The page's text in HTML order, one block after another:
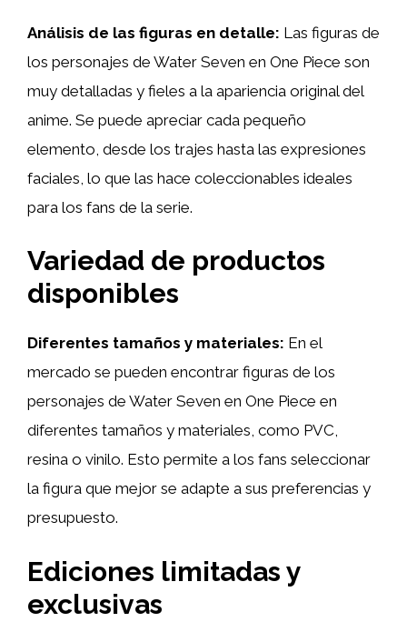
Análisis de las figuras en detalle: Las figuras de
los personajes de Water Seven en One Piece son
muy detalladas y fieles a la apariencia original del
anime. Se puede apreciar cada pequeño
elemento, desde los trajes hasta las expresiones
faciales, lo que las hace coleccionables ideales
para los fans de la serie.
Variedad de productos
disponibles
Diferentes tamaños y materiales: En el
mercado se pueden encontrar figuras de los
personajes de Water Seven en One Piece en
diferentes tamaños y materiales, como PVC,
resina o vinilo. Esto permite a los fans seleccionar
la figura que mejor se adapte a sus preferencias y
presupuesto.
Ediciones limitadas y
exclusivas